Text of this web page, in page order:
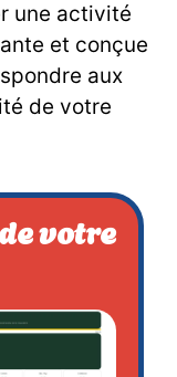
une activité
et conçue
aux
de votre
votre